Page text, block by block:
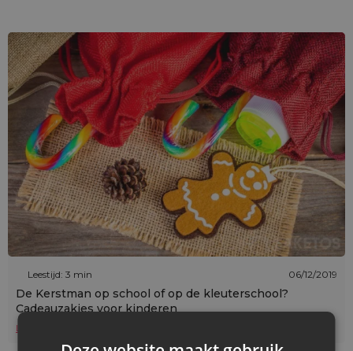
Leestijd: 3 min 06/12/2019
De Kerstman op school of op de kleuterschool?
Cadeauzakjes voor kinderen
Lees verder